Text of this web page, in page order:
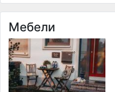
Мебели